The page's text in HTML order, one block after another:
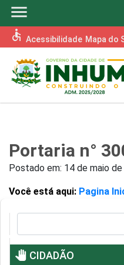
menu
accessible Acessibilidade Mapa do
Portaria n°
Postado em: 14 de maio
Você está aqui: Pagina
pan_tool CIDADÃO